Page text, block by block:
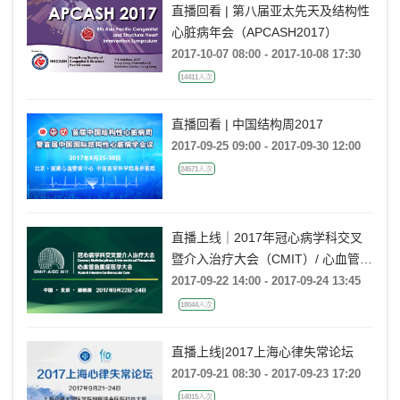
直播回看 | 第八届亚太先天及结构性
心脏病年会（APCASH2017）
2017-10-07 08:00 - 2017-10-08 17:30
14411人次
直播回看 | 中国结构周2017
2017-09-25 09:00 - 2017-09-30 12:00
24571人次
直播上线｜2017年冠心病学科交叉
暨介入治疗大会（CMIT）/ 心血管急
重症医学大会（AICC）
2017-09-22 14:00 - 2017-09-24 13:45
18044人次
直播上线|2017上海心律失常论坛
2017-09-21 08:30 - 2017-09-23 17:20
14015人次